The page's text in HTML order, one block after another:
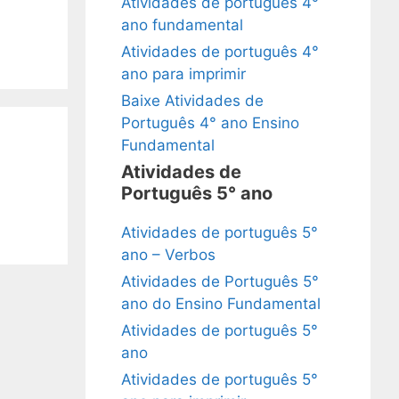
ano fundamental
Atividades de português 4°
ano para imprimir
Baixe Atividades de
Português 4° ano Ensino
Fundamental
Atividades de
Português 5° ano
Atividades de português 5°
ano – Verbos
Atividades de Português 5°
ano do Ensino Fundamental
Atividades de português 5°
ano
Atividades de português 5°